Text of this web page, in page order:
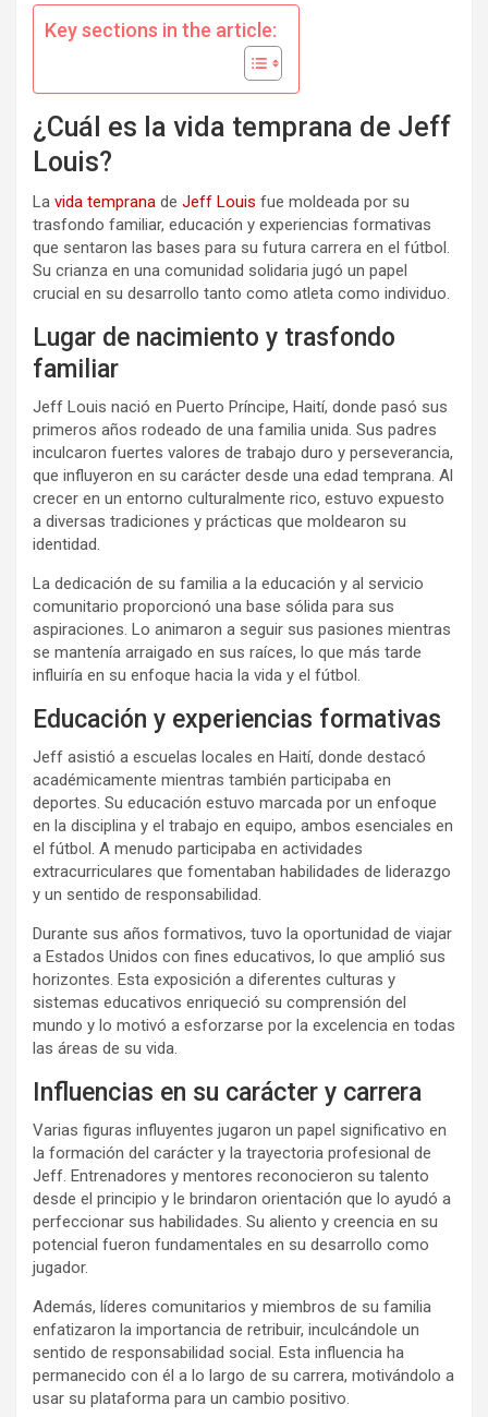
Key sections in the article:
¿Cuál es la vida temprana de Jeff
Louis?
La vida temprana de Jeff Louis fue moldeada por su
trasfondo familiar, educación y experiencias formativas
que sentaron las bases para su futura carrera en el fútbol.
Su crianza en una comunidad solidaria jugó un papel
crucial en su desarrollo tanto como atleta como individuo.
Lugar de nacimiento y trasfondo
familiar
Jeff Louis nació en Puerto Príncipe, Haití, donde pasó sus
primeros años rodeado de una familia unida. Sus padres
inculcaron fuertes valores de trabajo duro y perseverancia,
que influyeron en su carácter desde una edad temprana. Al
crecer en un entorno culturalmente rico, estuvo expuesto
a diversas tradiciones y prácticas que moldearon su
identidad.
La dedicación de su familia a la educación y al servicio
comunitario proporcionó una base sólida para sus
aspiraciones. Lo animaron a seguir sus pasiones mientras
se mantenía arraigado en sus raíces, lo que más tarde
influiría en su enfoque hacia la vida y el fútbol.
Educación y experiencias formativas
Jeff asistió a escuelas locales en Haití, donde destacó
académicamente mientras también participaba en
deportes. Su educación estuvo marcada por un enfoque
en la disciplina y el trabajo en equipo, ambos esenciales en
el fútbol. A menudo participaba en actividades
extracurriculares que fomentaban habilidades de liderazgo
y un sentido de responsabilidad.
Durante sus años formativos, tuvo la oportunidad de viajar
a Estados Unidos con fines educativos, lo que amplió sus
horizontes. Esta exposición a diferentes culturas y
sistemas educativos enriqueció su comprensión del
mundo y lo motivó a esforzarse por la excelencia en todas
las áreas de su vida.
Influencias en su carácter y carrera
Varias figuras influyentes jugaron un papel significativo en
la formación del carácter y la trayectoria profesional de
Jeff. Entrenadores y mentores reconocieron su talento
desde el principio y le brindaron orientación que lo ayudó a
perfeccionar sus habilidades. Su aliento y creencia en su
potencial fueron fundamentales en su desarrollo como
jugador.
Además, líderes comunitarios y miembros de su familia
enfatizaron la importancia de retribuir, inculcándole un
sentido de responsabilidad social. Esta influencia ha
permanecido con él a lo largo de su carrera, motivándolo a
usar su plataforma para un cambio positivo.